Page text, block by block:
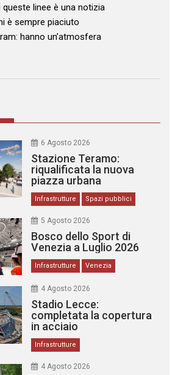
queste linee è una notizia
è sempre piaciuto
hanno un’atmosfera
6 Agosto 2026
Stazione Teramo:
riqualificata la nuova
piazza urbana
Infrastrutture Spazi pubblici
5 Agosto 2026
Bosco dello Sport di
Venezia a Luglio 2026
Infrastrutture Venezia
4 Agosto 2026
Stadio Lecce:
completata la copertura
in acciaio
Infrastrutture
4 Agosto 2026